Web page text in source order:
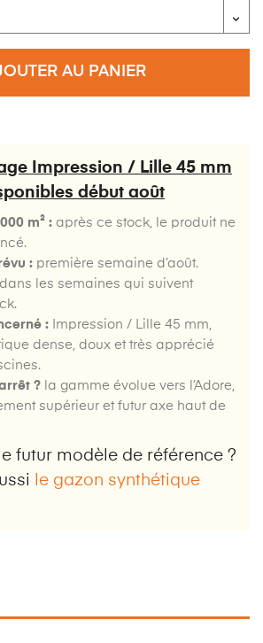
AU PANIER
Impression / Lille 45 mm
début août
m² : après ce stock, le produit ne
: première semaine d’août.
dans les semaines qui suivent
: Impression / Lille 45 mm,
dense, doux et très apprécié
? la gamme évolue vers l’Adore,
supérieur et futur axe haut de
futur modèle de référence ?
le gazon synthétique